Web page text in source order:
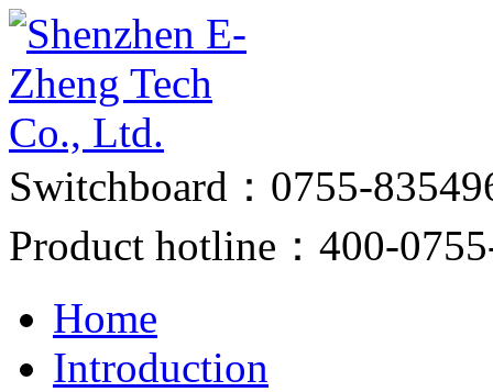
Switchboard：0755-
Product hotline：400-
Home
Introduction